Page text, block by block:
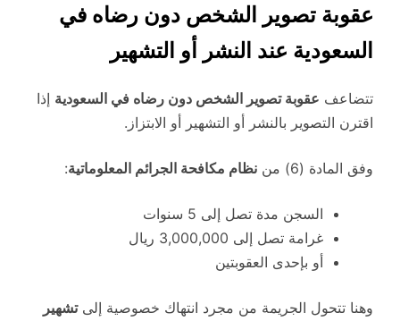
عقوبة تصوير الشخص دون رضاه في
السعودية عند النشر أو التشهير
تتضاعف عقوبة تصوير الشخص دون رضاه في السعودية إذا
اقترن التصوير بالنشر أو التشهير أو الابتزاز.
وفق المادة (6) من نظام مكافحة الجرائم المعلوماتية:
السجن مدة تصل إلى 5 سنوات
غرامة تصل إلى 3,000,000 ريال
أو بإحدى العقوبتين
وهنا تتحول الجريمة من مجرد انتهاك خصوصية إلىتشهير